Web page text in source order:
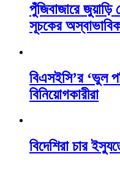
পুঁজিবাজারে
সূচকের
বিএসইসি’র ‘ভুল
বিনিয়োগকারীরা
বিদেশিরা চার